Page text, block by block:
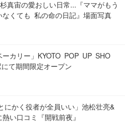
真宙の愛おしい日常...『ママがもう
なくても 私の命の日記』場面写真
ーカリー」KYOTO POP UP SHO
て期間限定オープン
にかく役者が全員いい」池松壮亮&
い口コミ『開戦前夜』